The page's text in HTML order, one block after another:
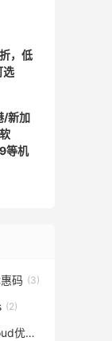
，低
选
/新加
等机
码 (3)
(2)
VoLLcloud优惠